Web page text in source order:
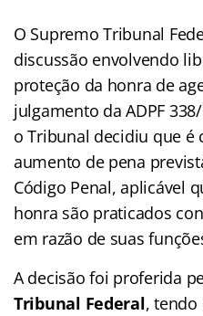
O Supremo Tribunal
discussão envolvendo
proteção da honra de
julgamento da ADPF
o Tribunal decidiu que é
aumento de pena
Código Penal, aplicável
honra são praticados
em razão de suas
A decisão foi proferida
Tribunal Federal,